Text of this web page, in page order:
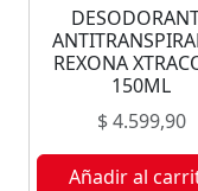
REXONA
150ML
$4.599,90
Añadir al